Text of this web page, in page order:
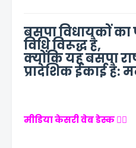
बसपा विधायकों का
विधि विरूद्ध है,
क्योंकि यह बसपा
प्रादेशिक ईकाई है:
मीडिया केसरी वेब डेस्क ✍🏻